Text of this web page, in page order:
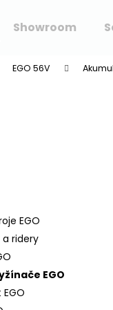
Showroom
EGO 56V
EGO
ridery
EGO